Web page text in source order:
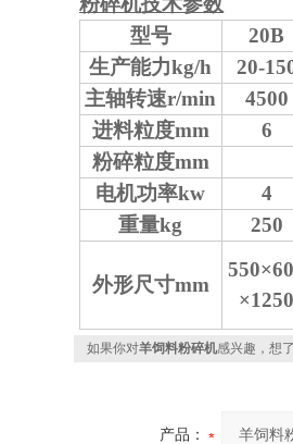
型号
20B
生产能力kg/h
20-
主轴转速r/min
4500
进料粒度mm
6
粉碎粒度mm
电机功率kw
4
重量kg
250
外形尺寸mm
如果你对羊饲料粉碎机感兴趣，想
产品：